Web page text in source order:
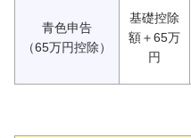
青色申告
（65万円控除）
基礎控除
額＋65万
円